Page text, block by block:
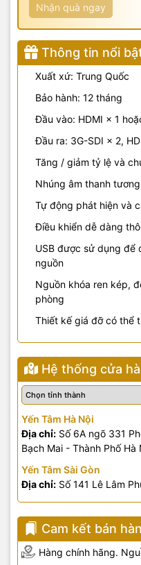
Nhận quà ngay
Thông tin nổi
Xuất xứ: Trung Quốc
Bảo hành: 12 tháng
Đầu vào: HDMI × 1
Đầu ra: 3G-SDI × 2,
Tăng / giảm tỷ lệ và
Nhúng âm thanh
Tự động phát hiện và
Điều khiển dễ dàng
USB được sử dụng để
nguồn
Nguồn khóa ren kép,
phòng
Thiết kế giá đỡ có thể
Hệ thống cửa
Yến Tâm Hà Nội
Địa chỉ: Số 6A ngõ 331
Bạch Mai - Thành Phố Hà
Yến Tâm Sài Gòn
Địa chỉ: Số 141 Lê Lâm
Cam kết bán
Hàng chính hãng.